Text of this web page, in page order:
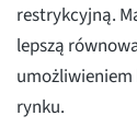
restrykcyjną.
lepszą
rynku.